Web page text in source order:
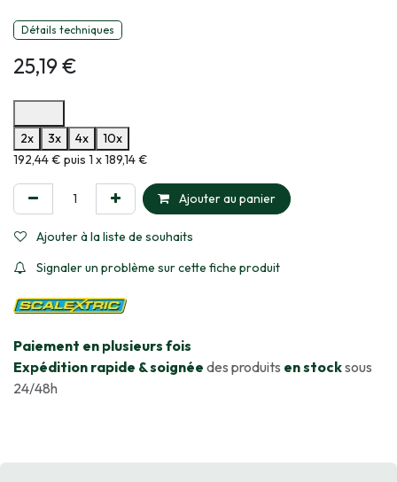
Détails techniques
25,19€
2x
3x 4x
10x
Informations sur le plan de paiement sélectionné
192,44 € puis 1 x 189,14 €
Ajouter au panier
Ajouter à la liste de souhaits
Signaler un problème sur cette fiche produit
​Paiement en plusieurs fois
Expédition rapide & soignée des produits en stocksous
24/48h